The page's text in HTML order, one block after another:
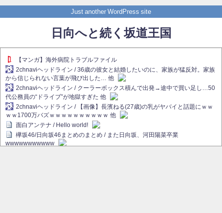
Just another WordPress site
日向へと続く坂道王国
【マンガ】海外病院トラブルファイル
2chnaviヘッドライン / 36歳の彼女と結婚したいのに、家族が猛反対。家族
から信じられない言葉が飛び出した… 他
2chnaviヘッドライン / クーラーボックス積んで出発→途中で買い足し…50
代公務員の“ドライブ”が地獄すぎた 他
2chnaviヘッドライン / 【画像】長濱ねる(27歳)の乳がヤバイと話題にｗｗ
ｗｗ1700万バズｗｗｗｗｗｗｗｗｗｗ 他
面白アンテナ / Hello world!
欅坂46/日向坂46まとめのまとめ / また日向坂、河田陽菜卒業
wwwwwwwwwww